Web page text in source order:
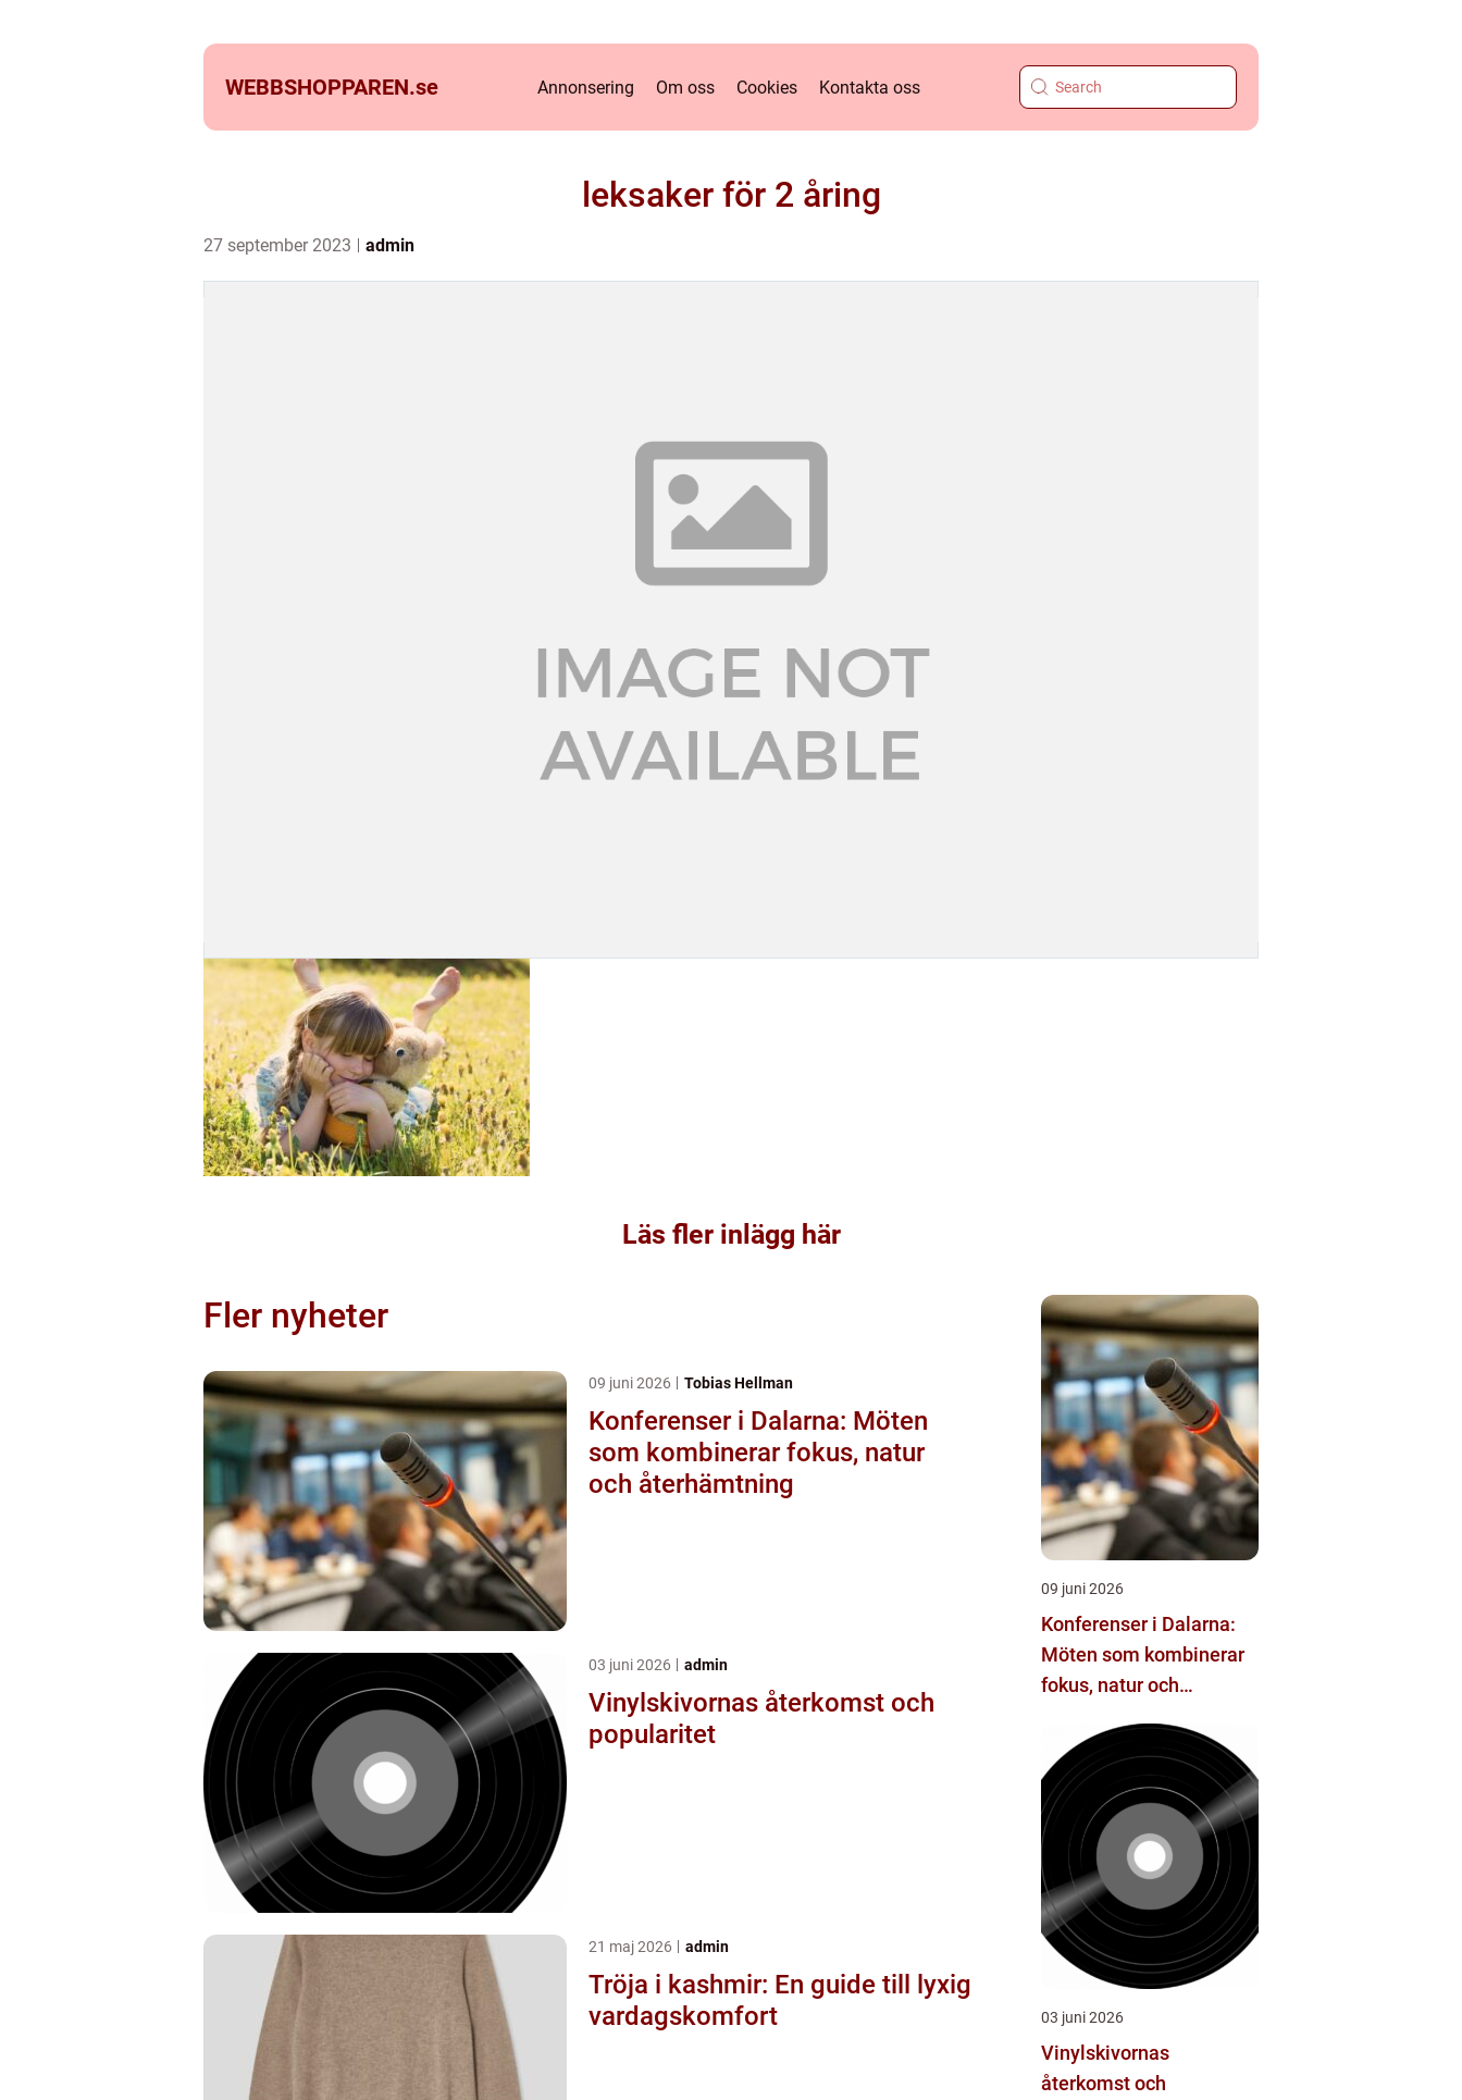
WEBBSHOPPAREN.se Annonsering Om oss Cookies Kontakta oss
leksaker för 2 åring
27 september 2023 admin
Läs fler inlägg här
Fler nyheter
09 juni 2026 Tobias Hellman
Konferenser i Dalarna: Möten
som kombinerar fokus, natur
och återhämtning
03 juni 2026 admin
Vinylskivornas återkomst och
popularitet
21 maj 2026 admin
Tröja i kashmir: En guide till lyxig
vardagskomfort
09 juni 2026
Konferenser i Dalarna:
Möten som kombinerar
fokus, natur och
03 juni 2026
Vinylskivornas
återkomst och